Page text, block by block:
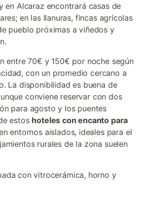
en Alcaraz encontrará casas de
en las llanuras, fincas agrícolas
pueblo próximas a viñedos y
entre 70€ y 150€ por noche según
con un promedio cercano a
La disponibilidad es buena de
conviene reservar con dos
para agosto y los puentes
estos hoteles con encanto para
entornos aislados, ideales para el
rurales de la zona suelen
con vitrocerámica, horno y